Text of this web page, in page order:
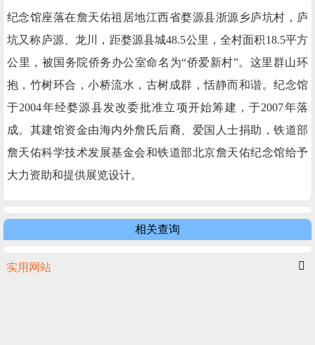
纪念馆座落在詹天佑祖居地江西省婺源县浙源乡庐坑村，庐
坑又称庐源、龙川，距婺源县城48.5公里，全村面积18.5平方
公里，被国务院侨务办公室命名为“侨爱新村”。这里群山环
抱，竹树环合，小桥流水，古树成群，恬静而和谐。纪念馆
于2004年经婺源县发改委批准立项开始筹建，于2007年落
成。其建馆资金由海内外詹氏后裔、爱国人士捐助，铁道部
詹天佑科学技术发展基金会和铁道部北京詹天佑纪念馆给予
大力资助和提供展览设计。
相关查询
实用网站